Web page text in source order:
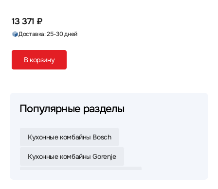
13 371 ₽
Доставка: 25-30 дней
В корзину
Популярные разделы
Кухонные комбайны Bosch
Кухонные комбайны Gorenje